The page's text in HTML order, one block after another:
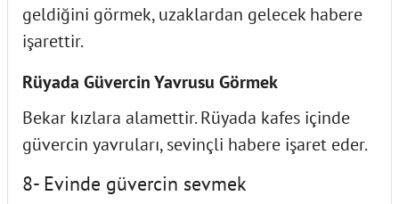
geldiğini görmek, uzaklardan gelecek habere
işarettir.
Rüyada Güvercin Yavrusu Görmek
Bekar kızlara alamettir. Rüyada kafes içinde
güvercin yavruları, sevinçli habere işaret eder.
8- Evinde güvercin sevmek